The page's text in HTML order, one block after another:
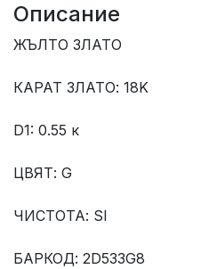
Описание
ЖЪЛТО ЗЛАТО
КАРАТ ЗЛАТО: 18K
D1: 0.55 к
ЦВЯТ: G
ЧИСТОТА: SI
БАРКОД: 2D533G8